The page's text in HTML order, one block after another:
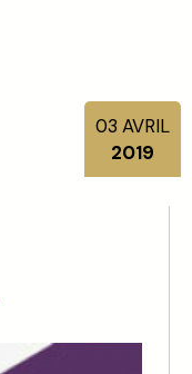
03 AVRIL
2019